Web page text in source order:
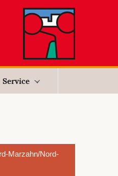
Service
Marzahn/Nord-